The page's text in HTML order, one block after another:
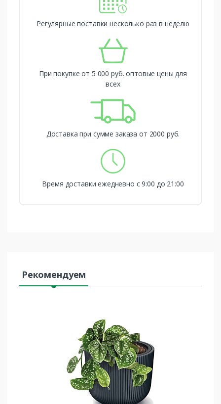
Регулярные поставки несколько раз в неделю
При покупке от 5 000 руб. оптовые цены для
всех
Доставка при сумме заказа от 2000 руб.
Время доставки ежедневно с 9:00 до 21:00
Рекомендуем